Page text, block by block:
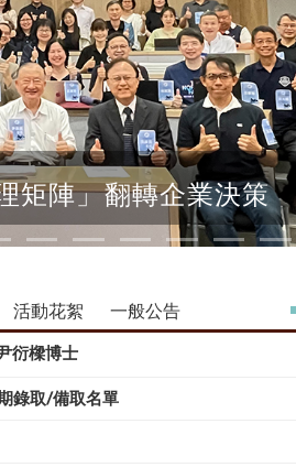
矩陣」翻轉企業決策
活動花絮 一般公告
衍樑博士
錄取/備取名單